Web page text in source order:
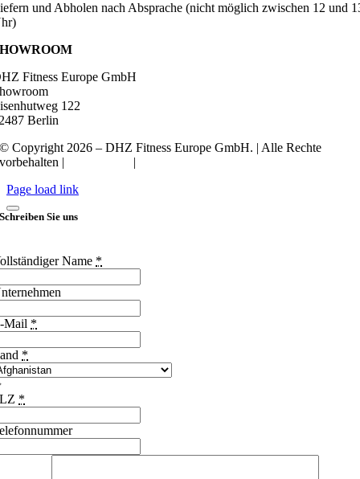
und Abholen nach Absprache (nicht möglich zwischen 12 und
Fitness Europe GmbH
122
Berlin
© Copyright 2026 – DHZ Fitness Europe GmbH. | Alle Rechte
vorbehalten |
|
Page load link
Schreiben Sie uns
Name *
Mail *
*
*